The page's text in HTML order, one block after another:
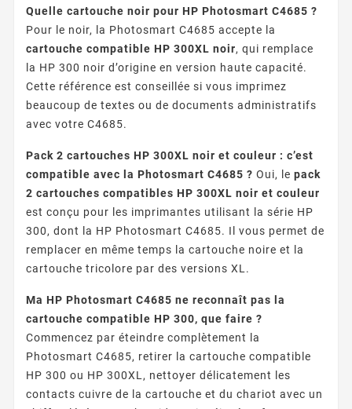
Quelle cartouche noir pour HP Photosmart C4685 ?
Pour le noir, la Photosmart C4685 accepte la
cartouche compatible HP 300XL noir, qui remplace
la HP 300 noir d’origine en version haute capacité.
Cette référence est conseillée si vous imprimez
beaucoup de textes ou de documents administratifs
avec votre C4685.
Pack 2 cartouches HP 300XL noir et couleur : c’est
compatible avec la Photosmart C4685 ? Oui, le pack
2 cartouches compatibles HP 300XL noir et couleur
est conçu pour les imprimantes utilisant la série HP
300, dont la HP Photosmart C4685. Il vous permet de
remplacer en même temps la cartouche noire et la
cartouche tricolore par des versions XL.
Ma HP Photosmart C4685 ne reconnaît pas la
cartouche compatible HP 300, que faire ?
Commencez par éteindre complètement la
Photosmart C4685, retirer la cartouche compatible
HP 300 ou HP 300XL, nettoyer délicatement les
contacts cuivre de la cartouche et du chariot avec un